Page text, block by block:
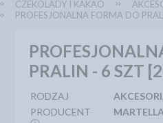
CZEKOLADY I KAKAO
PROFESJONALNA FORMA DO
PRALIN - 6 SZT
RODZAJ
PRODUCENT